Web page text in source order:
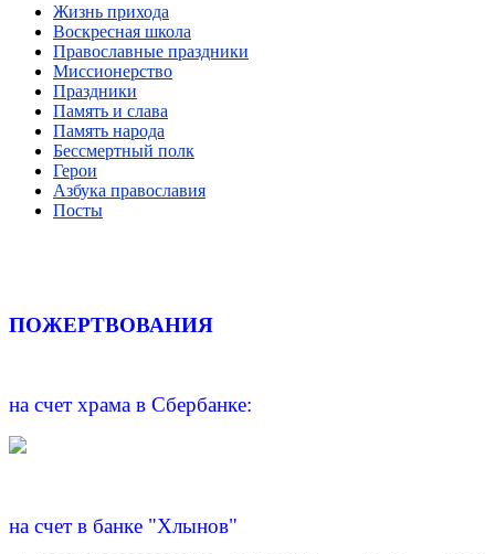
Жизнь прихода
Воскресная школа
Православные праздники
Миссионерство
Праздники
Память и слава
Память народа
Бессмертный полк
Герои
Азбука православия
Посты
ПОЖЕРТВОВАНИЯ
на счет храма в Сбербанке:
на счет в банке "Хлынов"